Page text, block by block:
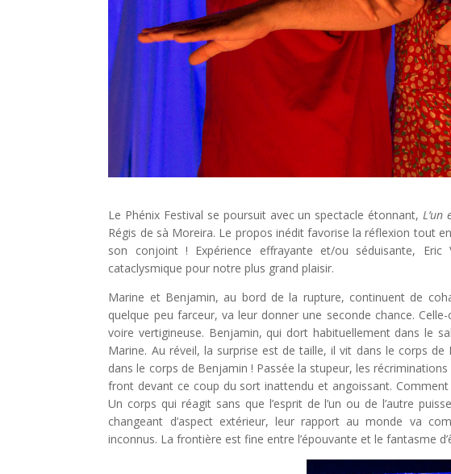
Le Phénix Festival se poursuit avec un spectacle étonnant, L’un
Régis de sà Moreira. Le propos inédit favorise la réflexion tout
son conjoint ! Expérience effrayante et/ou séduisante,
cataclysmique pour notre plus grand plaisir.
Marine et Benjamin, au bord de la rupture, continuent de
quelque peu farceur, va leur donner une seconde chance.
voire vertigineuse. Benjamin, qui dort habituellement dans le
Marine. Au réveil, la surprise est de taille, il vit dans le corps
dans le corps de Benjamin ! Passée la stupeur, les
front devant ce coup du sort inattendu et angoissant.
Un corps qui réagit sans que l’esprit de l’un ou de l’autre
changeant d’aspect extérieur, leur rapport au monde va
inconnus. La frontière est fine entre l’épouvante et le fantasme